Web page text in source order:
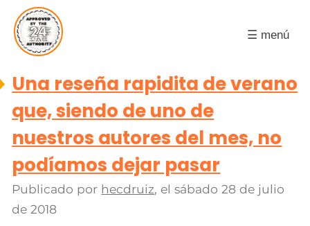
☰ menú
Una reseña rapidita de verano
que, siendo de uno de
nuestros autores del mes, no
podíamos dejar pasar
Publicado por hecdruiz, elsábado 28 de julio
de 2018